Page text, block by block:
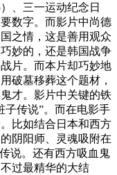
、三一运动纪念日
要数字。而影片中尚德
之情，这是善用观众
妙的，还是韩国战争
片。而本片却巧妙地
破墓移葬这个题材，
才。影片中关键的铁
子传说”。而在电影手
比如结合日本和西方
阴阳师、灵魂吸附在
说。还有西方吸血鬼
过最精华的大结